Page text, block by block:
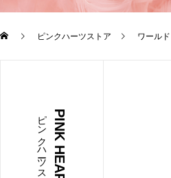
ピンクハーツストア ワールド
ピンクハーツストア